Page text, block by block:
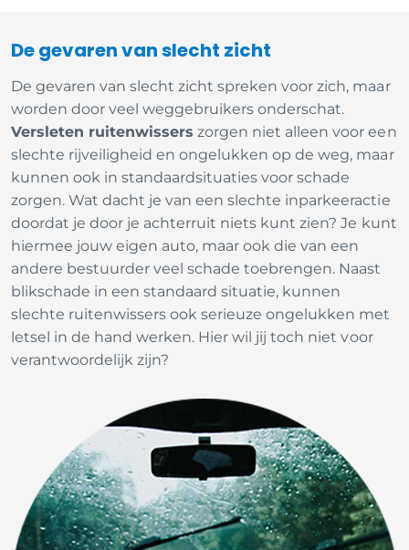
De gevaren van slecht zicht
De gevaren van slecht zicht spreken voor zich, maar
worden door veel weggebruikers onderschat.
Versleten ruitenwissers zorgen niet alleen voor een
slechte rijveiligheid en ongelukken op de weg, maar
kunnen ook in standaardsituaties voor schade
zorgen. Wat dacht je van een slechte inparkeeractie
doordat je door je achterruit niets kunt zien? Je kunt
hiermee jouw eigen auto, maar ook die van een
andere bestuurder veel schade toebrengen. Naast
blikschade in een standaard situatie, kunnen
slechte ruitenwissers ook serieuze ongelukken met
letsel in de hand werken. Hier wil jij toch niet voor
verantwoordelijk zijn?